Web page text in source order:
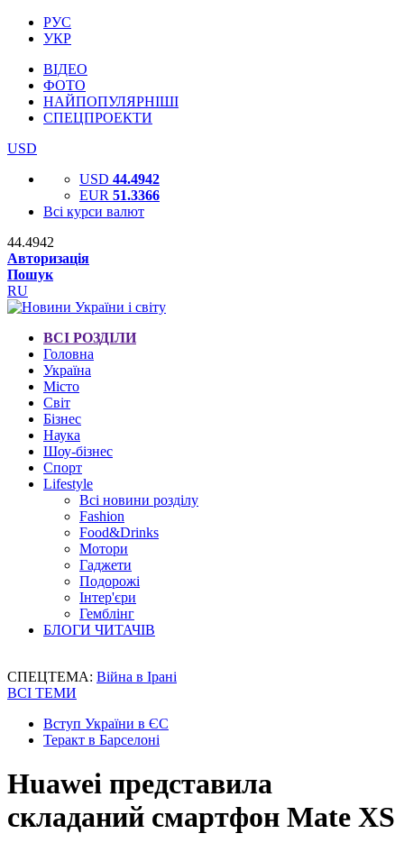
РУС
УКР
ВІДЕО
ФОТО
НАЙПОПУЛЯРНІШІ
СПЕЦПРОЕКТИ
USD
USD 44.4942
EUR 51.3366
Всі курси валют
44.4942
Авторизація
Пошук
RU
ВСІ РОЗДІЛИ
Головна
Україна
Місто
Світ
Бізнес
Наука
Шоу-бізнес
Спорт
Lifestyle
Всі новини розділу
Fashion
Food&Drinks
Мотори
Гаджети
Подорожі
Інтер'єри
Гемблінг
БЛОГИ ЧИТАЧІВ
СПЕЦТЕМА: Війна в Ірані
ВСІ ТЕМИ
Вступ України в ЄС
Теракт в Барселоні
Huawei представила
складаний смартфон Mate XS